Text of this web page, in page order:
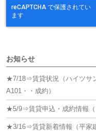
お知らせ
★7/18⇒賃貸状況（ハイツ
A101・・成約）
★5/9⇒賃貸申込・成約情報（
★3/16⇒賃貸新着情報（平家